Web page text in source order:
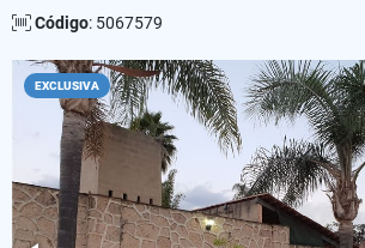
Código: 5067579
EXCLUSIVA